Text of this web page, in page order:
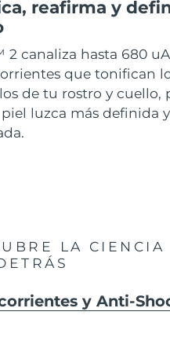
reafirma y
2 canaliza hasta 680
que tonifican
de tu rostro y cuello,
luzca más definida y
LA CIENCIA
y Anti-
For healthy hair
18% PAP
todo
Entrega
Entrega